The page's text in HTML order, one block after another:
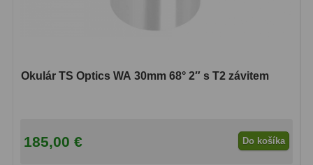
Sekundárne zrkadlá6
Ornitológia a príroda
Okulár TS Optics WA 30mm 68° 2″ s T2 závitem
185,00 € Do košíka